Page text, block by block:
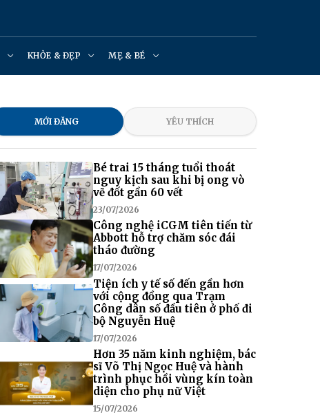
KHỎE & ĐẸP MẸ & BÉ
MỚI ĐĂNG YÊU THÍCH
Bé trai 15 tháng tuổi thoát
nguy kịch sau khi bị ong vò
vẽ đốt gần 60 vết
23/07/2026
Công nghệ iCGM tiên tiến từ
Abbott hỗ trợ chăm sóc đái
tháo đường
17/07/2026
Tiện ích y tế số đến gần hơn
với cộng đồng qua Trạm
Công dân số đầu tiên ở phố đi
bộ Nguyễn Huệ
17/07/2026
Hơn 35 năm kinh nghiệm, bác
sĩ Võ Thị Ngọc Huệ và hành
trình phục hồi vùng kín toàn
diện cho phụ nữ Việt
15/07/2026